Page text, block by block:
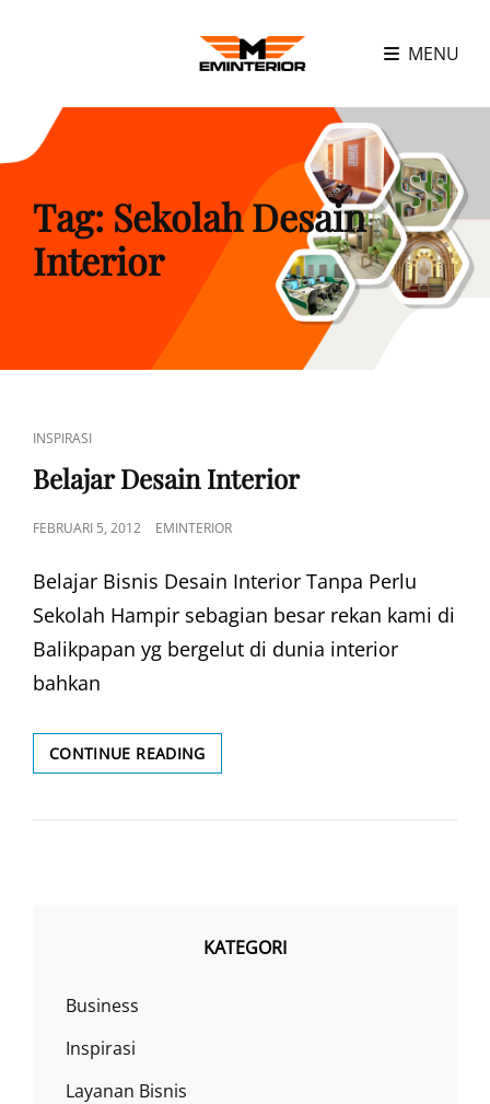
MENU
Tag: Sekolah Desain
Interior
CAT
LINKS
INSPIRASI
Belajar Desain Interior
POSTED
FEBRUARI 5, 2012 EMINTERIOR
Belajar Bisnis Desain Interior Tanpa Perlu
Sekolah Hampir sebagian besar rekan kami di
Balikpapan yg bergelut di dunia interior
bahkan
CONTINUE READINGBELAJAR
DESAIN
KATEGORI
Business
Inspirasi
Layanan Bisnis